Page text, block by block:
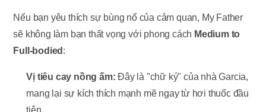
Nếu bạn yêu thích sự bùng nổ của cảm quan, My Father
sẽ không làm bạn thất vọng với phong cách Medium to
Full-bodied :
Vị tiêu cay nồng ấm: Đây là "chữ ký" của nhà Garcia,
mang lại sự kích thích mạnh mẽ ngay từ hơi thuốc đầu
tiên.